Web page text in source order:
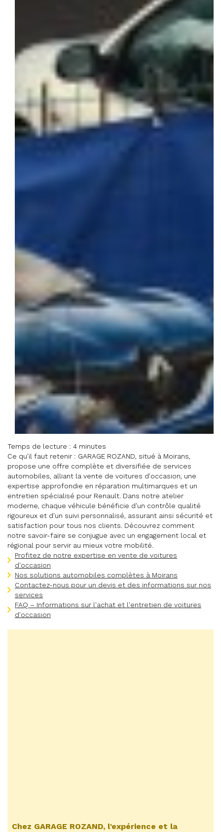
Temps de lecture : 4 minutes
Ce qu'il faut retenir : GARAGE ROZAND, situé à Moirans,
propose une offre complète et diversifiée de services
automobiles, alliant la vente de voitures d'occasion, une
expertise approfondie en réparation multimarques et un
entretien spécialisé pour Renault. Dans notre atelier
moderne, chaque véhicule bénéficie d'un contrôle qualité
rigoureux et d'un suivi personnalisé, assurant ainsi sécurité et
satisfaction pour tous nos clients. Découvrez comment
notre savoir-faire se conjugue avec un engagement local et
régional pour servir au mieux votre mobilité.
Profitez de notre expertise en vente de voitures
d'occasion
Nos solutions automobiles complètes à Moirans
Contactez-nous pour un devis et des informations sur nos
services
FAQ – Informations sur l'achat et l'entretien de voitures
d'occasion
Chez GARAGE ROZAND, l'expérience et la